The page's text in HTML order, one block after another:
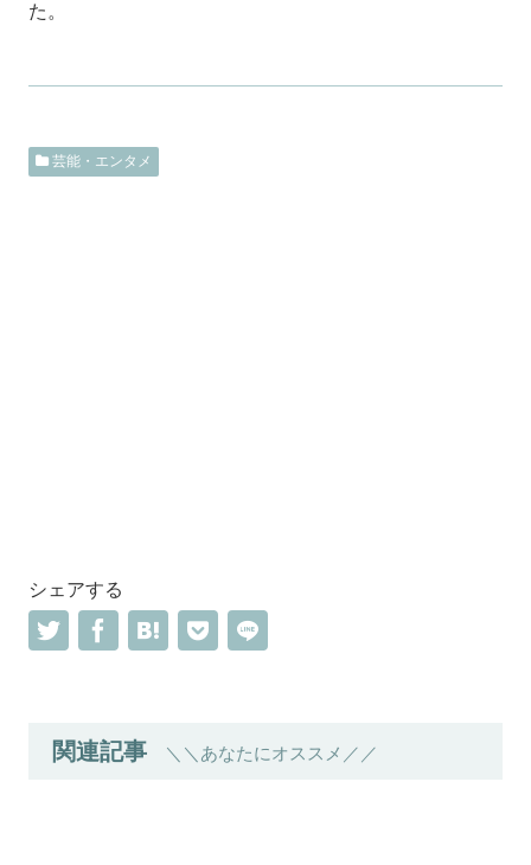
た。
芸能・エンタメ
シェアする
関連記事 ＼＼あなたにオススメ／／